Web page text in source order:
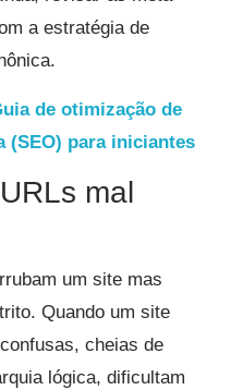
a estratégia de
de otimização de
(SEO) para iniciantes
mal
um site mas
Quando um site
cheias de
lógica, dificultam